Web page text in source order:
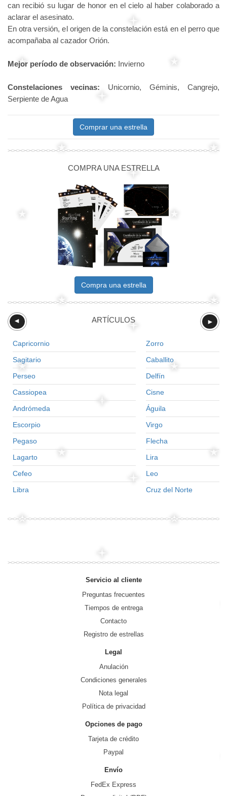
can recibió su lugar de honor en el cielo al haber colaborado a
aclarar el asesinato.
En otra versión, el origen de la constelación está en el perro que
acompañaba al cazador Orión.
Mejor período de observación: Invierno
Constelaciones vecinas: Unicornio, Géminis, Cangrejo,
Serpiente de Agua
Comprar una estrella
COMPRA UNA ESTRELLA
Compra una estrella
ARTÍCULOS ►
►
Capricornio
Sagitario
Perseo
Cassiopea
Andrómeda
Escorpio
Pegaso
Lagarto
Cefeo
Libra
Zorro
Caballito
Delfín
Cisne
Águila
Virgo
Flecha
Lira
Leo
Cruz del Norte
Servicio al cliente
Preguntas frecuentes
Tiempos de entrega
Contacto
Registro de estrellas
Legal
Anulación
Condiciones generales
Nota legal
Política de privacidad
Opciones de pago
Tarjeta de crédito
Paypal
Envío
FedEx Express